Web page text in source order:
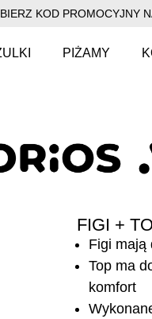
KOD PROMOCYJNY
PIŻAMY
FIGI +
Figi mają
Top ma
komfort